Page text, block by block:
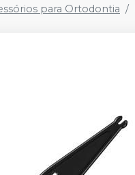
para Ortodontia